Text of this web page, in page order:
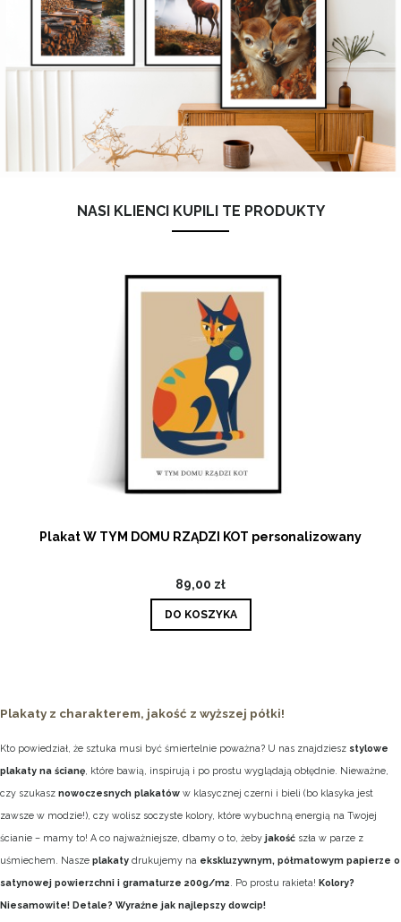
NASI KLIENCI KUPILI TE PRODUKTY
Plakat W TYM DOMU RZĄDZI KOT personalizowany
89,00 zł
DO KOSZYKA
Plakaty z charakterem, jakość z wyższej półki!
Kto powiedział, że sztuka musi być śmiertelnie poważna? U nas znajdziesz stylowe
plakaty na ścianę , które bawią, inspirują i po prostu wyglądają obłędnie. Nieważne,
czy szukasz nowoczesnych plakatów w klasycznej czerni i bieli (bo klasyka jest
zawsze w modzie!), czy wolisz soczyste kolory, które wybuchną energią na Twojej
ścianie – mamy to! A co najważniejsze, dbamy o to, żeby jakość szła w parze z
uśmiechem. Nasze plakaty drukujemy na ekskluzywnym, półmatowym papierze o
satynowej powierzchni i gramaturze 200g/m2 . Po prostu rakieta! Kolory?
Niesamowite! Detale? Wyraźne jak najlepszy dowcip!